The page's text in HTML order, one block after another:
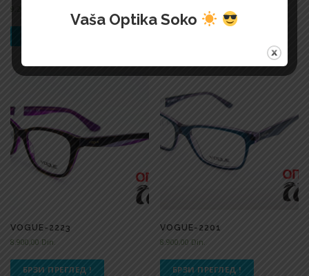
9.200,00 Din.
VOGUE-2223
8.900,00 Din.
БРЗИ ПРЕГЛЕД !
VOGUE-2201
8.900,00 Din.
БРЗИ ПРЕГЛЕД !
Vaša Optika Soko